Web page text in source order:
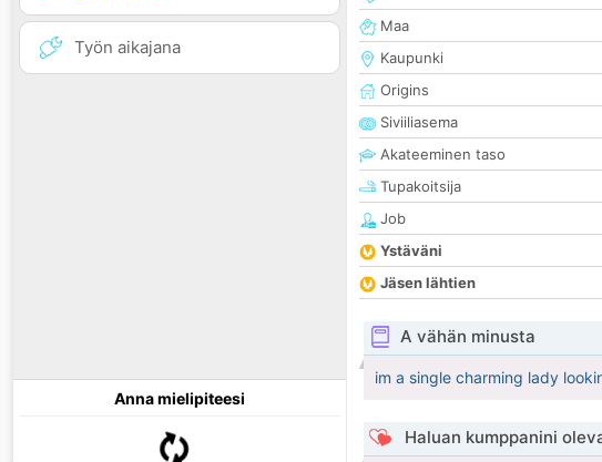
Työn aikajana
Anna mielipiteesi
Maa
Kaupunki
Origins
Siviiliasema
Akateeminen taso
Tupakoitsija
Job
Ystäväni
Jäsen lähtien
A vähän minusta
im a single charming lady
Haluan kumppanini